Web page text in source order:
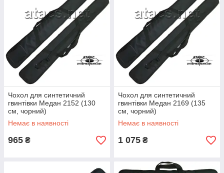
Чохол для синтетичний
гвинтівки Медан 2152 (130
см, чорний)
Немає в наявності
965 ₴
Чохол для синтетичний
гвинтівки Медан 2169 (135
см, чорний)
Немає в наявності
1 075 ₴